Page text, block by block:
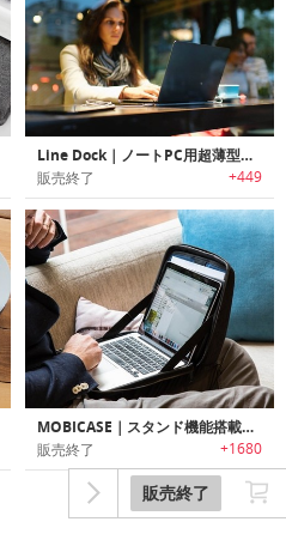
販売終了
Line Dock｜ノートPC用超薄型ユニバーサルポート登載スマートポータブルバッテリー「ラインドック」
販売終了 +449
MOBICASE｜スタンド機能搭載ノートPCバッグ「モビケース」
販売終了 +1680